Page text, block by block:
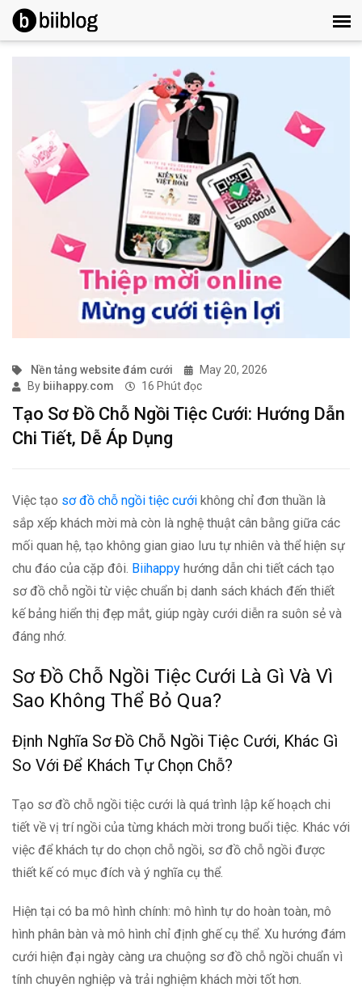
Nền tảng website đám cưới
May 20, 2026
By biihappy.com 16 Phút đọc
Tạo Sơ Đồ Chỗ Ngồi Tiệc Cưới: Hướng Dẫn
Chi Tiết, Dễ Áp Dụng
Việc tạo sơ đồ chỗ ngồi tiệc cưới không chỉ đơn thuần là
sắp xếp khách mời mà còn là nghệ thuật cân bằng giữa các
mối quan hệ, tạo không gian giao lưu tự nhiên và thể hiện sự
chu đáo của cặp đôi. Biihappy hướng dẫn chi tiết cách tạo
sơ đồ chỗ ngồi từ việc chuẩn bị danh sách khách đến thiết
kế bảng hiển thị đẹp mắt, giúp ngày cưới diễn ra suôn sẻ và
đáng nhớ.
Sơ Đồ Chỗ Ngồi Tiệc Cưới Là Gì Và Vì
Sao Không Thể Bỏ Qua?
Định Nghĩa Sơ Đồ Chỗ Ngồi Tiệc Cưới, Khác Gì
So Với Để Khách Tự Chọn Chỗ?
Tạo sơ đồ chỗ ngồi tiệc cưới là quá trình lập kế hoạch chi
tiết về vị trí ngồi của từng khách mời trong buổi tiệc. Khác với
việc để khách tự do chọn chỗ ngồi, sơ đồ chỗ ngồi được
thiết kế có mục đích và ý nghĩa cụ thể.
Hiện tại có ba mô hình chính: mô hình tự do hoàn toàn, mô
hình phân bàn và mô hình chỉ định ghế cụ thể. Xu hướng đám
cưới hiện đại ngày càng ưa chuộng sơ đồ chỗ ngồi chuẩn vì
tính chuyên nghiệp và trải nghiệm khách mời tốt hơn.